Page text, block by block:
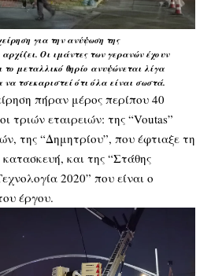
για την ανύψωση της
αρχίζει. Οι ιμάντες των γερανών έχουν
το μεταλλικό θηρίο ανυψώνεται λίγα
να τσεκαριστεί ότι όλα είναι σωστά.
πήραν μέρος περίπου 40
τριών εταιρειών: της “Voutas”
της “Δημητρίου”, που έφτιαξε τη
και της “Στάθης
2020” που είναι ο
έργου.